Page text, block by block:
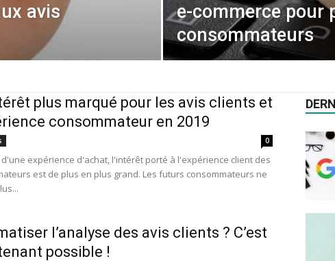
avis
e-commerce pour
consommateurs
plus marqué pour les avis clients et
consommateur en 2019
0
d'une expérience d'achat, l'intérêt porté à l'expérience client des
est de plus en plus grand. Les futurs consommateurs ne
l’analyse des avis clients ? C’est
possible !